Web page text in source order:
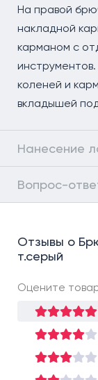
На правой
накладной
карманом с
коленей и
вкладышей
Нанесение
Вопрос-
Отзывы о
т.серый
Оцените